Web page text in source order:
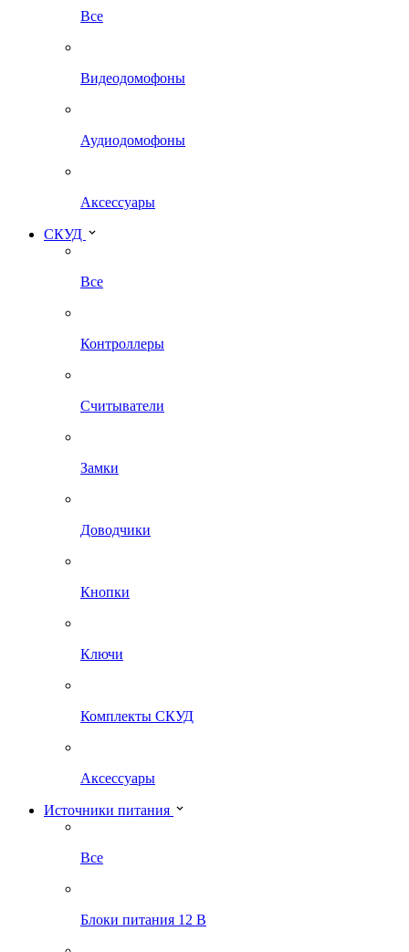
Все
Видеодомофоны
Аудиодомофоны
Аксессуары
СКУД
Все
Контроллеры
Считыватели
Замки
Доводчики
Кнопки
Ключи
Комплекты СКУД
Аксессуары
Источники питания
Все
Блоки питания 12 В